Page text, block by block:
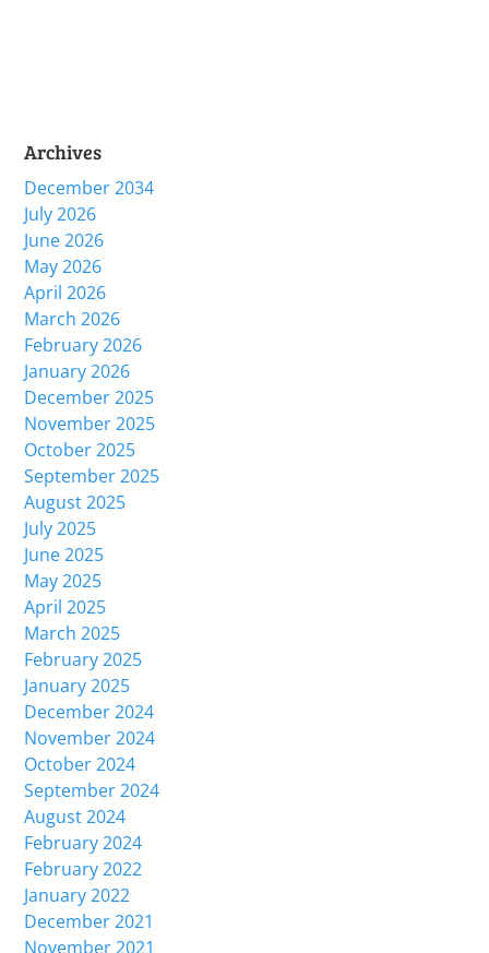
Archives
December 2034
July 2026
June 2026
May 2026
April 2026
March 2026
February 2026
January 2026
December 2025
November 2025
October 2025
September 2025
August 2025
July 2025
June 2025
May 2025
April 2025
March 2025
February 2025
January 2025
December 2024
November 2024
October 2024
September 2024
August 2024
February 2024
February 2022
January 2022
December 2021
November 2021